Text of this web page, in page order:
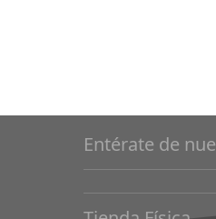
Entérate de